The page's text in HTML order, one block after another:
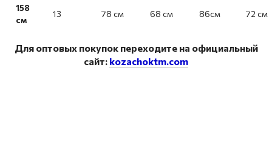
158
см
13 78 см 68 см 86см 72 см
Для оптовых покупок переходите на официальный
сайт: kozachoktm.com